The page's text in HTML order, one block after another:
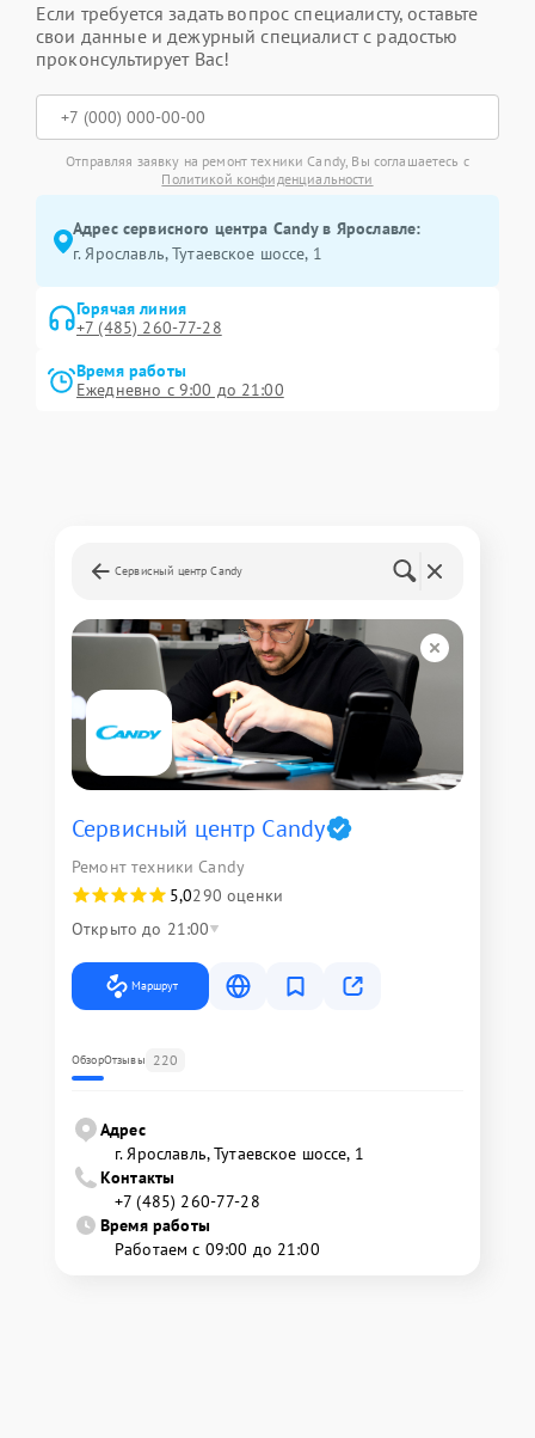
Если требуется задать вопрос специалисту, оставьте
свои данные и дежурный специалист с радостью
проконсультирует Вас!
Отправляя заявку на ремонт техники Candy, Вы соглашаетесь с
Политикой конфиденциальности
Адрес сервисного центра Candy в Ярославле:
г. Ярославль, Тутаевское шоссе, 1
Горячая линия
+7 (485) 260-77-28
Время работы
Ежедневно с 9:00 до 21:00
Сервисный центр Candy
Сервисный центр Candy
Ремонт техники Candy
5,0290 оценки
Открыто до 21:00
Маршрут
ОбзорОтзывы 220
Адрес
г. Ярославль, Тутаевское шоссе, 1
Контакты
+7 (485) 260-77-28
Время работы
Работаем с 09:00 до 21:00